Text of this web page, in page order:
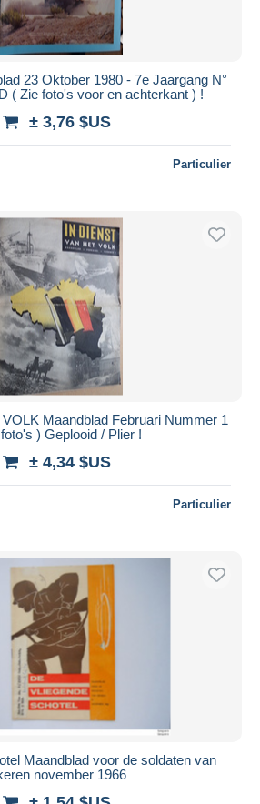
23 Oktober 1980 - 7e Jaargang N°
( Zie foto's voor en achterkant ) !
± 3,76 $US
Particulier
Maandblad Februari Nummer 1
) Geplooid / Plier !
± 4,34 $US
Particulier
Maandblad voor de soldaten van
november 1966